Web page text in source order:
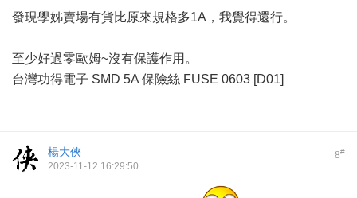
發現學姊賣場有貨比原來規格多1A，我覺得還行。
至少好過零歐姆~沒有保護作用。
台灣功得電子 SMD 5A 保險絲 FUSE 0603 [D01]
8#
楊大俠
2023-11-12 16:29:50